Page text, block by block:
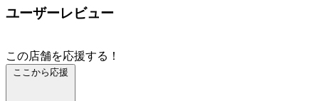
ユーザーレビュー
この店舗を応援する！
ここから応援